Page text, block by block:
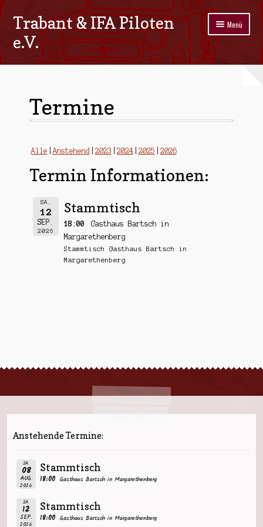
Zur
Navigation
springen
Zum
springen
Trabant & IFA Piloten
e.V.
Menü
Home
Galerie
Stammtisch
Kontakt
Impressum/Datenschutz
Termine
Alle Anstehend 2023 2024 2025 2026
Termin Informationen:
SA.
12
SEP.
2026
Stammtisch
18:00
Gasthaus Bartsch in
Margarethenberg
Stammtisch Gasthaus Bartsch in
Margarethenberg
Anstehende Termine:
SA.
08
AUG.
2026
Stammtisch
18:00 Gasthaus Bartsch in Margarethenberg
SA.
12
SEP.
2026
Stammtisch
18:00 Gasthaus Bartsch in Margarethenberg